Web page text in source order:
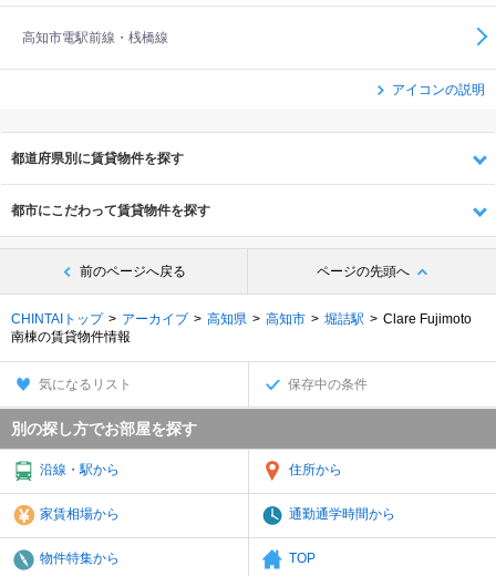
高知市電駅前線・桟橋線
アイコンの説明
都道府県別に賃貸物件を探す
都市にこだわって賃貸物件を探す
前のページへ戻る ページの先頭へ
CHINTAIトップ アーカイブ 高知県 高知市 堀詰駅
Clare Fujimoto
南棟の賃貸物件情報
気になるリスト 保存中の条件
別の探し方でお部屋を探す
沿線・駅から 住所から
家賃相場から 通勤通学時間から
物件特集から TOP